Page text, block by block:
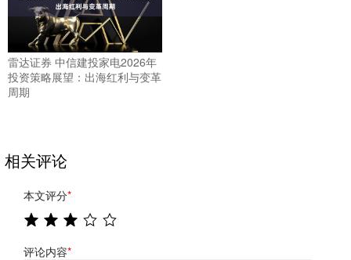
雷达证券 中信建投家电2026年
投资策略展望：出海红利与变革
周期
相关评论
本文评分*
评论内容*